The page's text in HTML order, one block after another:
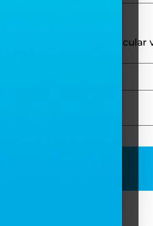
Insira o CEP para